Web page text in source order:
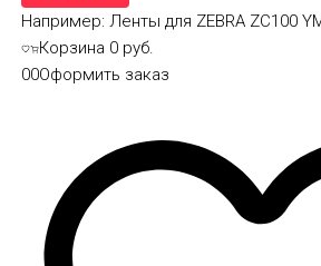
Например:Ленты для ZEBRA ZC100
00
Корзина 0 руб.
Оформить заказ